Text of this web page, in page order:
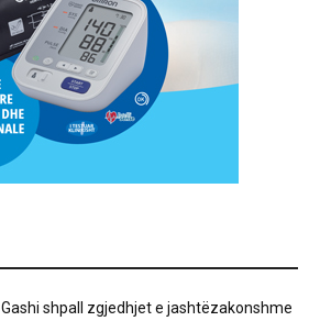
Gashi shpall zgjedhjet e jashtëzakonshme